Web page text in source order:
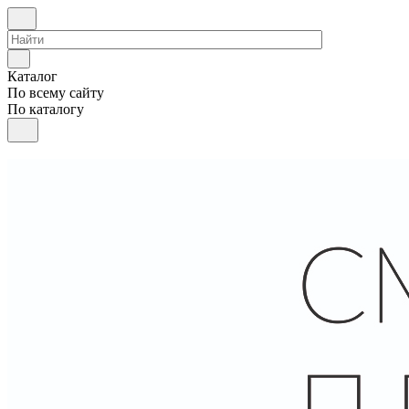
Каталог
По всему сайту
По каталогу